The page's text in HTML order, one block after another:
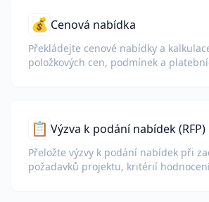
💰 Cenová nabídka
Překládejte cenové nabídky a
položkových cen, podmínek a
📋 Výzva k podání nabídek (RFP)
Přeložte výzvy k podání nabídek při
požadavků projektu, kritérií